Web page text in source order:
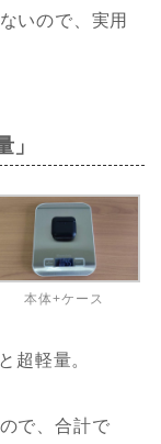
いので、実用
」
本体+ケース
超軽量。
で、合計で